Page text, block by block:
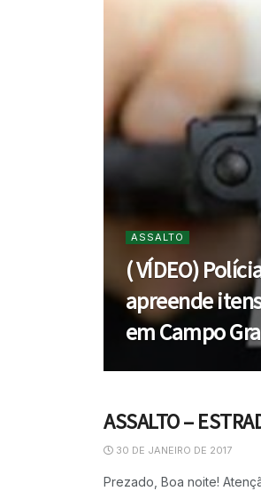
ASSALTO
( VÍDEO)
apreende
em Campo
ASSALTO
ASSALTO –
30 DE JANEIRO DE 2017
Prezado, Boa noite!